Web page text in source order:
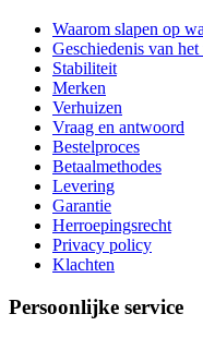
Waarom slapen op
Geschiedenis van
Stabiliteit
Merken
Verhuizen
Vraag en antwoord
Bestelproces
Betaalmethodes
Levering
Garantie
Herroepingsrecht
Privacy policy
Klachten
Persoonlijke service